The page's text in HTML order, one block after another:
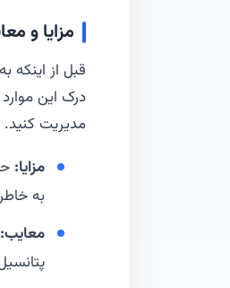
مزایا و
قبل از اینکه
درک این
مدیریت کنید.
مزایا:
به
معایب: